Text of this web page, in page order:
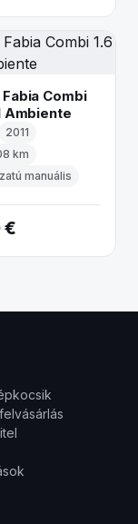
Combi
Ambiente
2011
km
manuális
€